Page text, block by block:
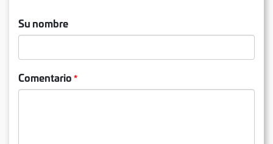
Su nombre
Comentario